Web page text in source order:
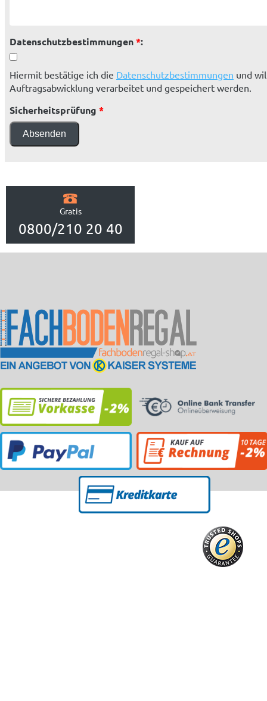
Datenschutzbestimmungen*:
Hiermit bestätige ich die Datenschutzbestimmungen und
Auftragsabwicklung verarbeitet und gespeichert werden.
Sicherheitsprüfung *
Absenden
Gratis
0800/210 20 40